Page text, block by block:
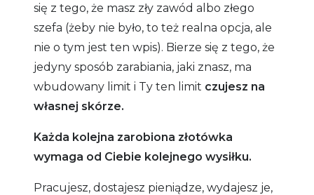
się z tego, że masz zły zawód albo złego
szefa (żeby nie było, to też realna opcja, ale
nie o tym jest ten wpis). Bierze się z tego, że
jedyny sposób zarabiania, jaki znasz, ma
wbudowany limit i Ty ten limit czujesz na
własnej skórze.
Każda kolejna zarobiona złotówka
wymaga od Ciebie kolejnego wysiłku.
Pracujesz, dostajesz pieniądze, wydajesz je,